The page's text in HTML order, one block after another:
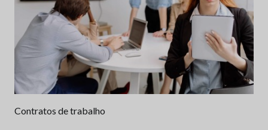
Contratos de trabalho